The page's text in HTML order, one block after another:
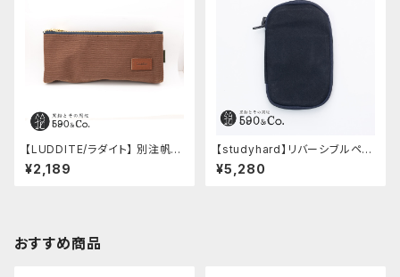
【LUDDITE/ラダイト】 別注帆布
ベンディペンケース (コーヒー)
¥2,189
【studyhard】リバーシブルペン
ケース (ブラック)
¥5,280
おすすめ商品